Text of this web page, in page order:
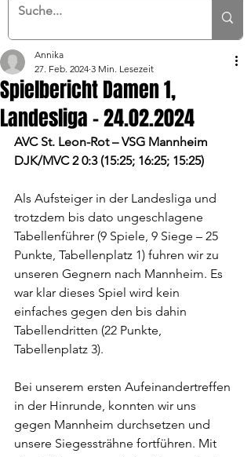
Spielbericht Damen 1,
Landesliga – 24.02.2024
Annika
27. Feb. 2024 3 Min. Lesezeit
AVC St. Leon-Rot – VSG Mannheim
DJK/MVC 2 0:3 (15:25; 16:25; 15:25)
Als Aufsteiger in der Landesliga und
trotzdem bis dato ungeschlagene
Tabellenführer (9 Spiele, 9 Siege – 25
Punkte, Tabellenplatz 1) fuhren wir zu
unseren Gegnern nach Mannheim. Es
war klar dieses Spiel wird kein
einfaches gegen den bis dahin
Tabellendritten (22 Punkte,
Tabellenplatz 3).
Bei unserem ersten Aufeinandertreffen
in der Hinrunde, konnten wir uns
gegen Mannheim durchsetzen und
unsere Siegessträhne fortführen. Mit